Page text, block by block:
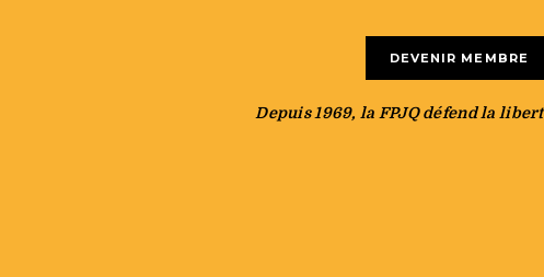
DEVENIR MEMBRE
Depuis 1969, la FPJQ défend la